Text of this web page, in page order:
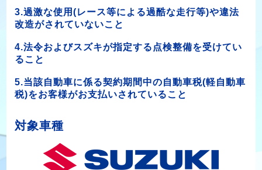
3.過激な使用(レース等による過酷な走行等)や違法
改造がされていないこと
4.法令およびスズキが指定する点検整備を受けてい
ること
5.当該自動車に係る契約期間中の自動車税(軽自動車
税)をお客様がお支払いされていること
対象車種